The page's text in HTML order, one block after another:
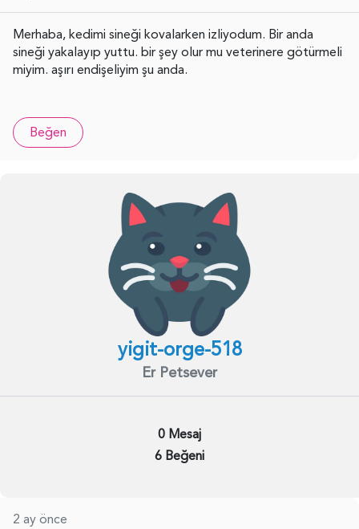
Merhaba, kedimi sineği kovalarken izliyodum. Bir anda
sineği yakalayıp yuttu. bir şey olur mu veterinere götürmeli
miyim. aşırı endişeliyim şu anda.
Beğen
yigit-orge-518
Er Petsever
0 Mesaj
6 Beğeni
2 ay önce